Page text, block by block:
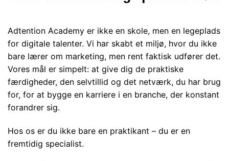
Adtention Academy er ikke en skole, men en legeplads
for digitale talenter. Vi har skabt et miljø, hvor du ikke
bare lærer om marketing, men rent faktisk udfører det.
Vores mål er simpelt: at give dig de praktiske
færdigheder, den selvtillid og det netværk, du har brug
for, for at bygge en karriere i en branche, der konstant
forandrer sig.
Hos os er du ikke bare en praktikant – du er en
fremtidig specialist.